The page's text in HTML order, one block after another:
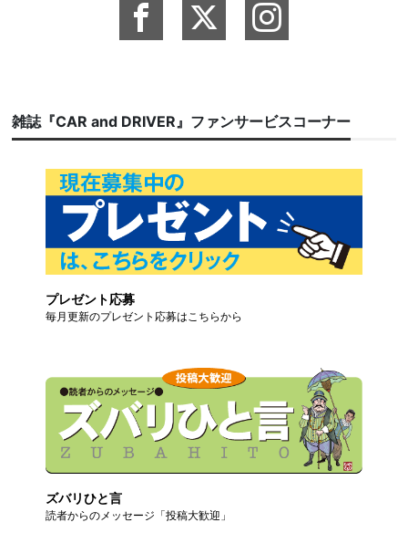
雑誌『CAR and DRIVER』ファンサービスコーナー
プレゼント応募
毎月更新のプレゼント応募はこちらから
ズバリひと言
読者からのメッセージ「投稿大歓迎」